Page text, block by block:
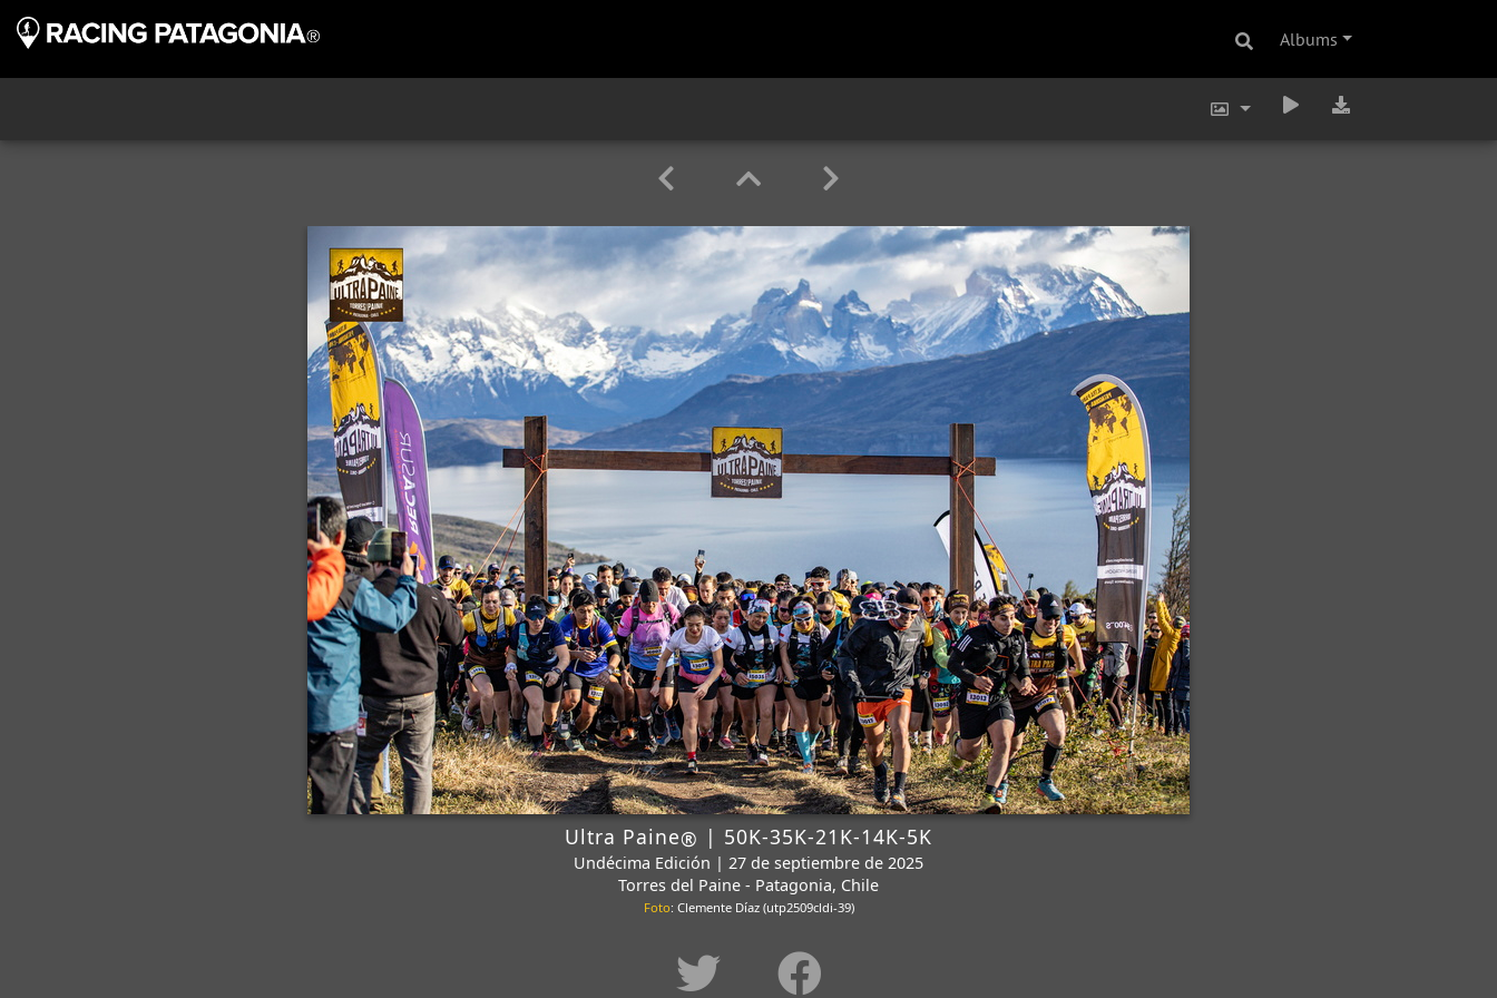
Albums
Ultra Paine® | 50K-35K-21K-14K-5K
Undécima Edición | 27 de septiembre de 2025
Torres del Paine - Patagonia, Chile
Foto: Clemente Díaz (utp2509cldi-39)